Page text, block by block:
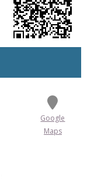
Condolencias
Google
Maps